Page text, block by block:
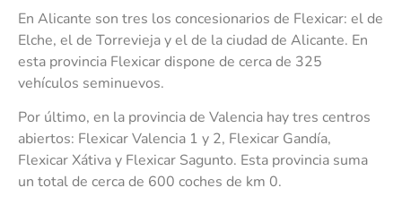
En Alicante son tres los concesionarios de Flexicar: el de
Elche, el de Torrevieja y el de la ciudad de Alicante. En
esta provincia Flexicar dispone de cerca de 325
vehículos seminuevos.
Por último, en la provincia de Valencia hay tres centros
abiertos: Flexicar Valencia 1 y 2, Flexicar Gandía,
Flexicar Xátiva y Flexicar Sagunto. Esta provincia suma
un total de cerca de 600 coches de km 0.